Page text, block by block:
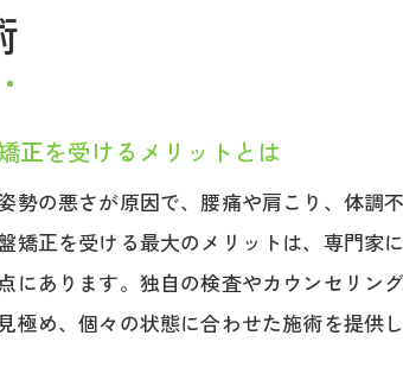
でサポート可能
の骨盤矯正方法
後の回復を促進
整骨院で体験する
的に続けるコツ
正しい頻度と方法
正を受けるメリットとは
勢の悪さが原因で、腰痛や肩こり、体調
矯正を受ける最大のメリットは、専門家
にあります。独自の検査やカウンセリン
極め、個々の状態に合わせた施術を提供